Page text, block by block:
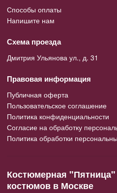
Способы оплаты
Напишите нам
Схема проезда
Дмитрия Ульянова ул., д. 31
Правовая информация
Публичная оферта
Пользовательское соглашение
Политика конфиденциальности
Согласие на обработку
Политика обработки
Костюмерная "Пятница"
костюмов в Москве